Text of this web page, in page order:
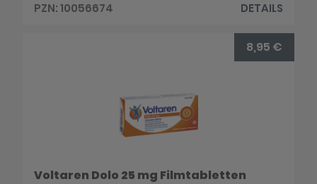
PZN: 10056674 DETAILS
8,95 €
Voltaren Dolo 25 mg Filmtabletten